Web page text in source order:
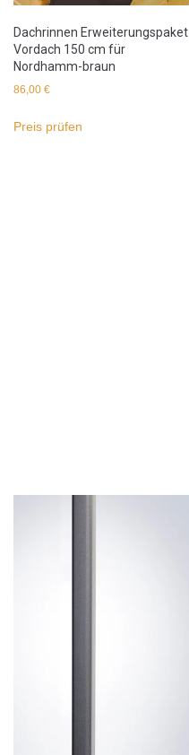
Dachrinnen Erweiterungspaket
Vordach 150 cm für
Nordhamm-braun
86,00 €
Preis prüfen